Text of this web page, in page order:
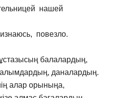
нашей
повезло.
балалардың,
даналардың.
орыныңа,